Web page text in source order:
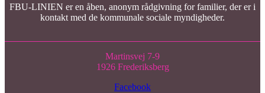
FBU-LINIEN er en åben, anonym rådgivning for familier, der er i
kontakt med de kommunale sociale myndigheder.
Martinsvej 7-9
1926 Frederiksberg
Facebook